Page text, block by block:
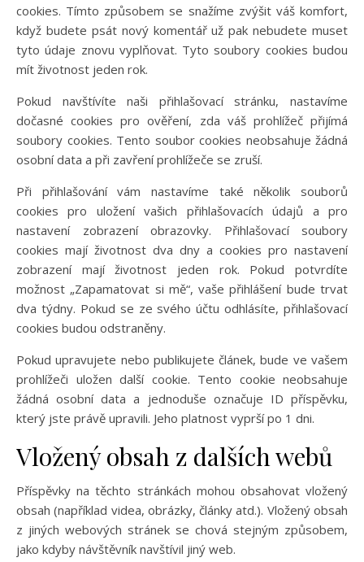
cookies. Tímto způsobem se snažíme zvýšit váš komfort,
když budete psát nový komentář už pak nebudete muset
tyto údaje znovu vyplňovat. Tyto soubory cookies budou
mít životnost jeden rok.
Pokud navštívíte naši přihlašovací stránku, nastavíme
dočasné cookies pro ověření, zda váš prohlížeč přijímá
soubory cookies. Tento soubor cookies neobsahuje žádná
osobní data a při zavření prohlížeče se zruší.
Při přihlašování vám nastavíme také několik souborů
cookies pro uložení vašich přihlašovacích údajů a pro
nastavení zobrazení obrazovky. Přihlašovací soubory
cookies mají životnost dva dny a cookies pro nastavení
zobrazení mají životnost jeden rok. Pokud potvrdíte
možnost „Zapamatovat si mě“, vaše přihlášení bude trvat
dva týdny. Pokud se ze svého účtu odhlásíte, přihlašovací
cookies budou odstraněny.
Pokud upravujete nebo publikujete článek, bude ve vašem
prohlížeči uložen další cookie. Tento cookie neobsahuje
žádná osobní data a jednoduše označuje ID příspěvku,
který jste právě upravili. Jeho platnost vyprší po 1 dni.
Vložený obsah z dalších webů
Příspěvky na těchto stránkách mohou obsahovat vložený
obsah (například videa, obrázky, články atd.). Vložený obsah
z jiných webových stránek se chová stejným způsobem,
jako kdyby návštěvník navštívil jiný web.